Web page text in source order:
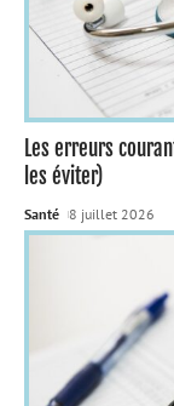
Les erreurs
les éviter)
Santé 8 juillet 2026